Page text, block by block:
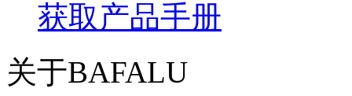
获取产品手册
关于BAFALU